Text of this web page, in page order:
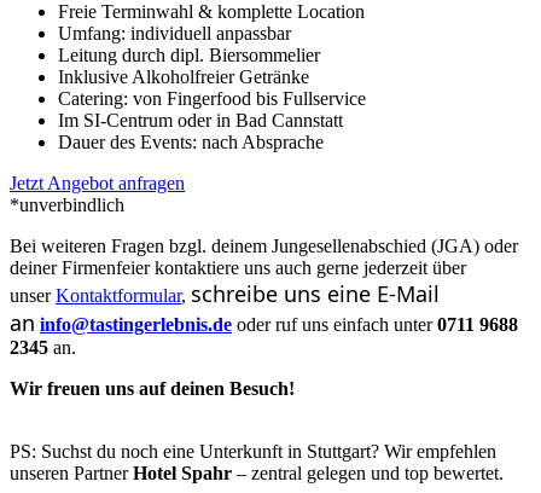
Freie Terminwahl & komplette Location
Umfang: individuell anpassbar
Leitung durch dipl. Biersommelier
Inklusive Alkoholfreier Getränke
Catering: von Fingerfood bis Fullservice
Im SI-Centrum oder in Bad Cannstatt
Dauer des Events: nach Absprache
Jetzt Angebot anfragen
*unverbindlich
Bei weiteren Fragen bzgl. deinem Jungesellenabschied (JGA) oder
deiner Firmenfeierkontaktiere uns auch gerne jederzeit über
unserKontaktformular, schreibe uns eine E-Mail
an info@tastingerlebnis.de oder ruf uns einfach unter0711 9688
2345 an.
Wir freuen uns auf deinen Besuch!
PS: Suchst du noch eine Unterkunft in Stuttgart? Wir empfehlen
unseren PartnerHotel Spahr – zentral gelegen und top bewertet.